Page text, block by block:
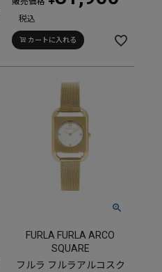
税込
カートに入れる
FURLA FURLA ARCO
SQUARE
フルラ フルラアルコスク